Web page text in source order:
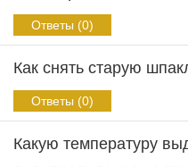
Ответы (0)
Как снять старую
Ответы (0)
Какую температуру